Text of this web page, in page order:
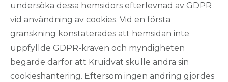
undersöka dessa hemsidors efterlevnad av GDPR
vid användning av cookies. Vid en första
granskning konstaterades att hemsidan inte
uppfyllde GDPR-kraven och myndigheten
begärde därför att Kruidvat skulle ändra sin
cookieshantering. Eftersom ingen ändring gjordes